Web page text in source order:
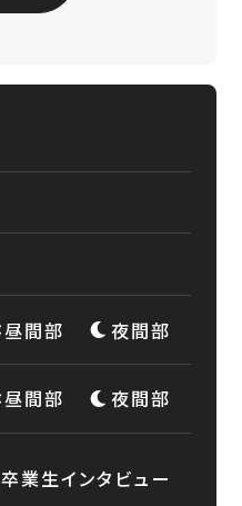
昼間部 夜間部
昼間部 夜間部
卒業生インタビュー